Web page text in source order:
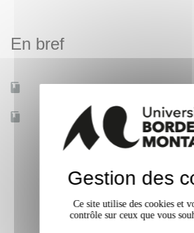
En bref
Mobilité d'études
Accessible à distance Non
Gestion des
Ce site utilise des cookies et
contrôle sur ceux que vous